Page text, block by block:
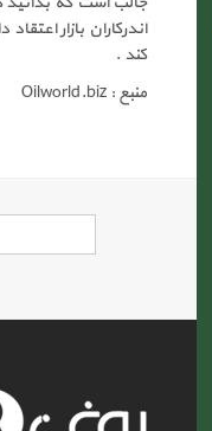
اندرکاران بازار
کند .
منبع : Oilworld.biz